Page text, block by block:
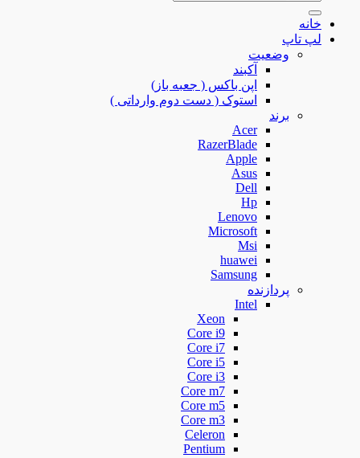
خانه
لپ تاپ
وضعیت
آکبند
اپن باکس ( جعبه باز)
استوک ( دست دوم وارداتی )
برند
Acer
RazerBlade
Apple
Asus
Dell
Hp
Lenovo
Microsoft
Msi
huawei
Samsung
پردازنده
Intel
Xeon
Core i9
Core i7
Core i5
Core i3
Core m7
Core m5
Core m3
Celeron
Pentium